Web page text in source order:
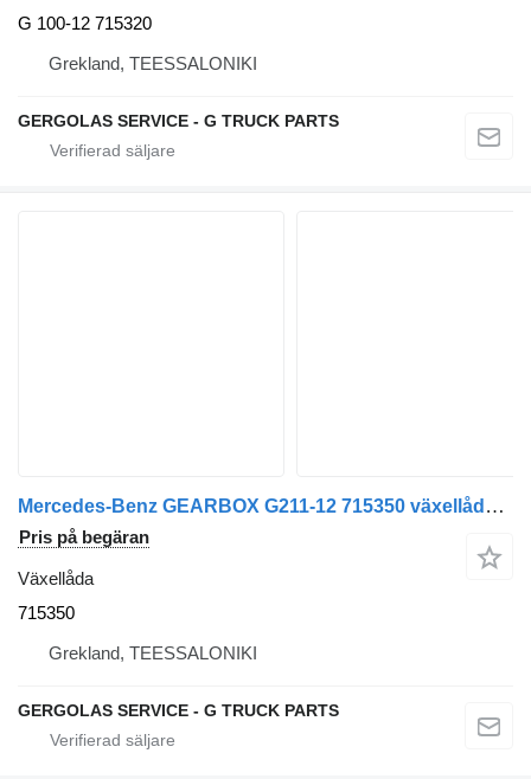
G 100-12 715320
Grekland, TEESSALONIKI
GERGOLAS SERVICE - G TRUCK PARTS
Mercedes-Benz GEARBOX G211-12 715350 växellåda till Mercedes-Benz ACTROS MP3 lastbil
Pris på begäran
Växellåda
715350
Grekland, TEESSALONIKI
GERGOLAS SERVICE - G TRUCK PARTS